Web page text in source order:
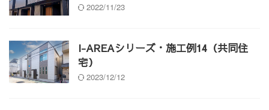
2022/11/23
I-AREAシリーズ・施工例14（共同住
宅）
2023/12/12